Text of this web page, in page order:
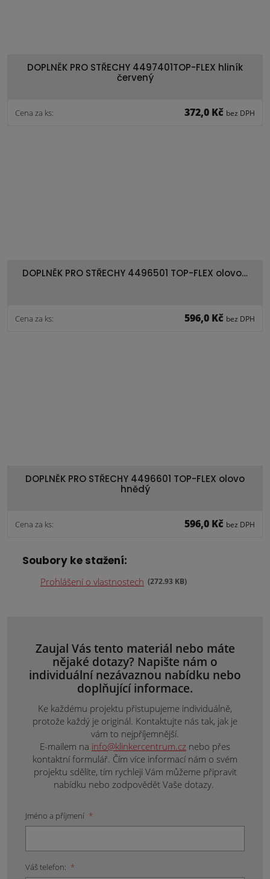
DOPLNĚK PRO STŘECHY 4497401TOP-FLEX hliník
červený
Cena za ks: 372,0 Kč bez DPH
DOPLNĚK PRO STŘECHY 4496501 TOP-FLEX olovo…
Cena za ks: 596,0 Kč bez DPH
DOPLNĚK PRO STŘECHY 4496601 TOP-FLEX olovo
hnědý
Cena za ks: 596,0 Kč bez DPH
Soubory ke stažení:
Prohlášení o vlastnostech 272.93 KB
Zaujal Vás tento materiál nebo máte
nějaké dotazy? Napište nám o
individuální nezávaznou nabídku nebo
doplňující informace.
Ke každému projektu přistupujeme individuálně,
protože každý je originál. Kontaktujte nás tak, jak je
vám to nejpříjemnější.
E-mailem na info@klinkercentrum.cz nebo přes
kontaktní formulář. Čím více informací nám o svém
projektu sdělíte, tím rychleji Vám můžeme připravit
nabídku nebo zodpovědět Vaše dotazy.
Jméno a příjmení *
Váš telefon: *